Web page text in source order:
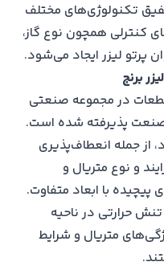
تکنولوژی‌های مختلف
کنترلی همچون نوع گاز،
پرتو لیزر ایجاد می‌شود.
برنج
قطعات در مجموعه صنعتی
صنعت پذیرفته شده است.
از جمله انعطاف‌پذیری
و نوع متریال و
با ابعاد متفاوت.
حرارتی در ناحیه
متریال و شرایط